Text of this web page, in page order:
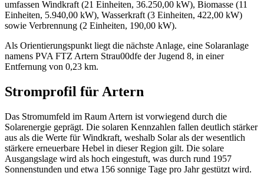
umfassen Windkraft (21 Einheiten, 36.250,00 kW), Biomasse (11
Einheiten, 5.940,00 kW), Wasserkraft (3 Einheiten, 422,00 kW)
sowie Verbrennung (2 Einheiten, 190,00 kW).
Als Orientierungspunkt liegt die nächste Anlage, eine Solaranlage
namens PVA FTZ Artern Strau00dfe der Jugend 8, in einer
Entfernung von 0,23 km.
Stromprofil für Artern
Das Stromumfeld im Raum Artern ist vorwiegend durch die
Solarenergie geprägt. Die solaren Kennzahlen fallen deutlich stärker
aus als die Werte für Windkraft, weshalb Solar als der wesentlich
stärkere erneuerbare Hebel in dieser Region gilt. Die solare
Ausgangslage wird als hoch eingestuft, was durch rund 1957
Sonnenstunden und etwa 156 sonnige Tage pro Jahr gestützt wird.